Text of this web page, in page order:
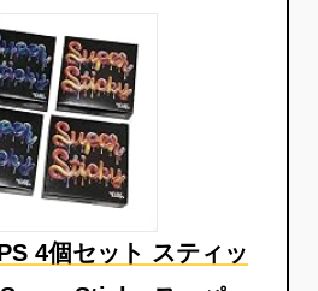
4個セット スティッ